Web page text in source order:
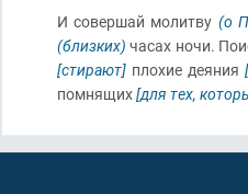
И совершай молитву (о
(близких) часах ночи.
[стирают] плохие деяния
помнящих[для тех,